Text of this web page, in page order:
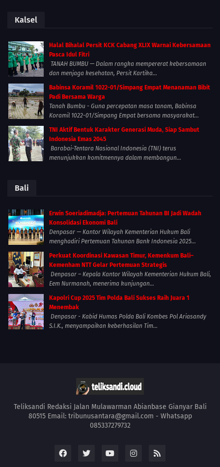
Kalsel
Halal Bihalal Persit KCK Cabang XLIX Warnai Kebersamaan
Pasca Idul Fitri
TANAH BUMBU — Dalam rangka mempererat kebersamaan
dan menjaga kesehatan, Persit Kartika...
Babinsa Koramil 1022-01/Simpang Empat Menanaman Bibit
Padi Bersama Warga
Tanah Bumbu - Guna percepatan masa tanam, Babinsa
Koramil 1022-01/Simpang Empat bersama masyarakat...
TNI Aktif Bentuk Karakter Generasi Muda, Siap Sambut
Indonesia Emas 2045
Barabai-Tentara Nasional Indonesia (TNI) terus
menunjukkan komitmennya dalam membangun...
Bali
Erwin Soeriadimadja: Pertemuan Tahunan BI Jadi Wadah
Konsolidasi Ekonomi Bali
Denpasar — Kantor Wilayah Kementerian Hukum Bali
menghadiri Pertemuan Tahunan Bank Indonesia 2025...
Perkuat Koordinasi Kawasan Timur, Kemenkum Bali–
Kemenham NTT Gelar Pertemuan Strategis
Denpasar – Kepala Kantor Wilayah Kementerian Hukum Bali,
Eem Nurmanah, menerima kunjungan...
Kapolri Cup 2025 Tim Polda Bali Sukses Raih Juara 1
Menembak
Denpasar - Kabid Humas Polda Bali Kombes Pol Ariasandy
S.I.K., menyampaikan keberhasilan Tim...
Teliksandi Redaksi Jalan Mulawarman Abianbase Gianyar Bali
80515 Email: tribunusantara@gmail.com - Whatsapp
085337279732